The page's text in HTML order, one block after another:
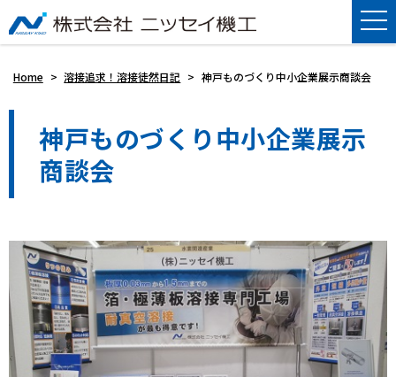
Home > 溶接追求！溶接徒然日記 > 神戸ものづくり中小企業展示商談会
神戸ものづくり中小企業展示
商談会